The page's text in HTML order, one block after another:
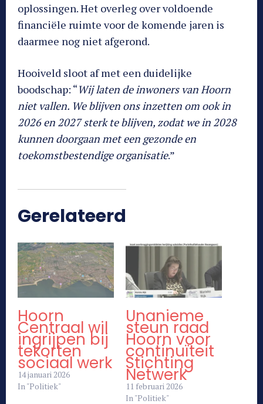
oplossingen. Het overleg over voldoende
financiële ruimte voor de komende jaren is
daarmee nog niet afgerond.
Hooiveld sloot af met een duidelijke
boodschap: “Wij laten de inwoners van Hoorn
niet vallen. We blijven ons inzetten om ook in
2026 en 2027 sterk te blijven, zodat we in 2028
kunnen doorgaan met een gezonde en
toekomstbestendige organisatie.”
Gerelateerd
Hoorn
Centraal wil
ingrijpen bij
tekorten
sociaal werk
14 januari 2026
In "Politiek"
Unanieme
steun raad
Hoorn voor
continuïteit
Stichting
Netwerk
11 februari 2026
In "Politiek"